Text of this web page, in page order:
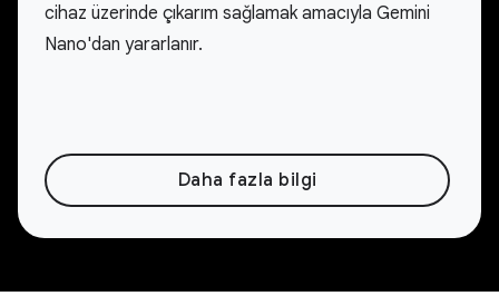
cihaz üzerinde çıkarım sağlamak amacıyla Gemini
Nano'dan yararlanır.
Daha fazla bilgi